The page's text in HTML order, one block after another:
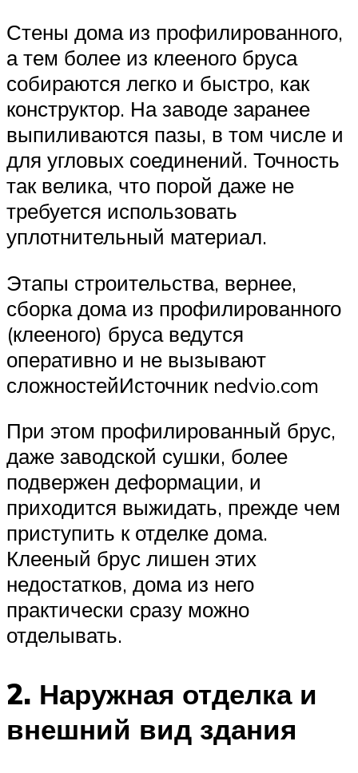
Стены дома из профилированного,
а тем более из клееного бруса
собираются легко и быстро, как
конструктор. На заводе заранее
выпиливаются пазы, в том числе и
для угловых соединений. Точность
так велика, что порой даже не
требуется использовать
уплотнительный материал.
Этапы строительства, вернее,
сборка дома из профилированного
(клееного) бруса ведутся
оперативно и не вызывают
сложностейИсточник nedvio.com
При этом профилированный брус,
даже заводской сушки, более
подвержен деформации, и
приходится выжидать, прежде чем
приступить к отделке дома.
Клееный брус лишен этих
недостатков, дома из него
практически сразу можно
отделывать.
2. Наружная отделка и
внешний вид здания